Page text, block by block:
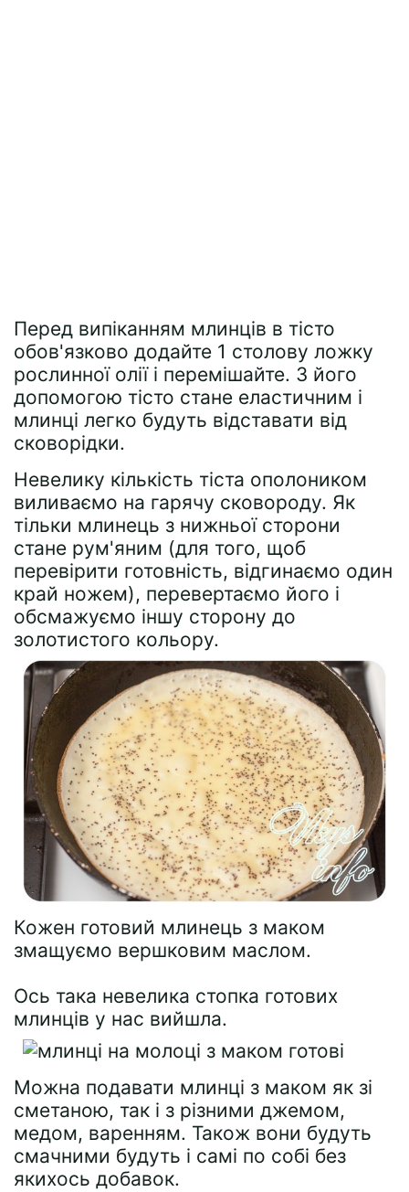
Перед випіканням млинців в тісто
обов'язково додайте 1 столову ложку
рослинної олії і перемішайте. З його
допомогою тісто стане еластичним і
млинці легко будуть відставати від
сковорідки.
Невелику кількість тіста ополоником
виливаємо на гарячу сковороду. Як
тільки млинець з нижньої сторони
стане рум'яним (для того, щоб
перевірити готовність, відгинаємо один
край ножем), перевертаємо його і
обсмажуємо іншу сторону до
золотистого кольору.
Кожен готовий млинець з маком
змащуємо вершковим маслом.
Ось така невелика стопка готових
млинців у нас вийшла.
Можна подавати млинці з маком як зі
сметаною, так і з різними джемом,
медом, варенням. Також вони будуть
смачними будуть і самі по собі без
якихось добавок.